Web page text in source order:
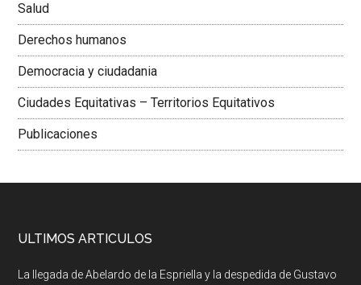
Salud
Derechos humanos
Democracia y ciudadania
Ciudades Equitativas – Territorios Equitativos
Publicaciones
ULTIMOS ARTICULOS
La llegada de Abelardo de la Espriella y la despedida de Gustavo